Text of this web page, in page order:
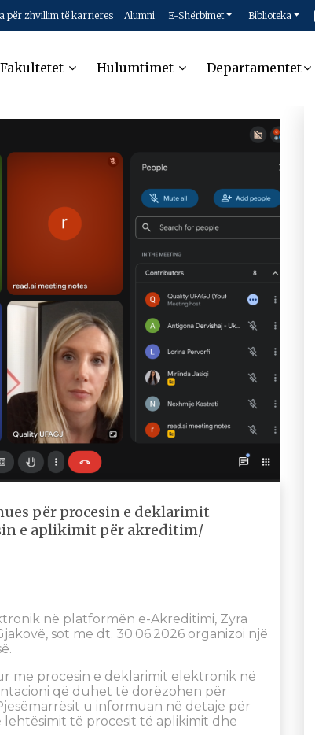
për zhvillim të karrieres Alumni E-Shërbimet Biblioteka
Fakultetet Hulumtimet Departamentet
për procesin e deklarimit
e aplikimit për akreditim/
në platformën e-Akreditimi, Zyra
sot me dt. 30.06.2026 organizoi një
me procesin e deklarimit elektronik në
që duhet të dorëzohen për
u informuan në detaje për
të procesit të aplikimit dhe